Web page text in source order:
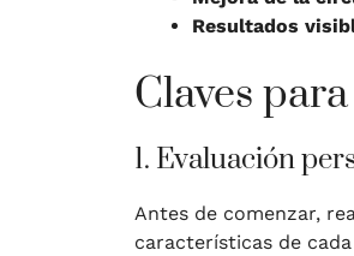
Resultados
Claves
1. Evaluación
Antes de comenzar,
características de